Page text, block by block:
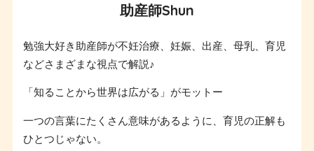
助産師Shun
勉強大好き助産師が不妊治療、妊娠、出産、母乳、育児
などさまざまな視点で解説♪
「知ることから世界は広がる」がモットー
一つの言葉にたくさん意味があるように、育児の正解も
ひとつじゃない。